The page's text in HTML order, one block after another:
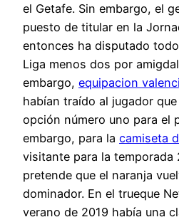
el Getafe. Sin embargo, el
puesto de titular en la
entonces ha disputado
Liga menos dos por
embargo, equipacion
habían traído al jugador
opción número uno para el
embargo, para la camiseta
visitante para la temporada
pretende que el naranja
dominador. En el trueque
verano de 2019 había una